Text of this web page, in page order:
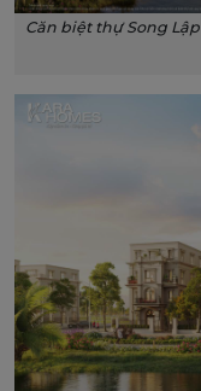
Căn biệt thự Song